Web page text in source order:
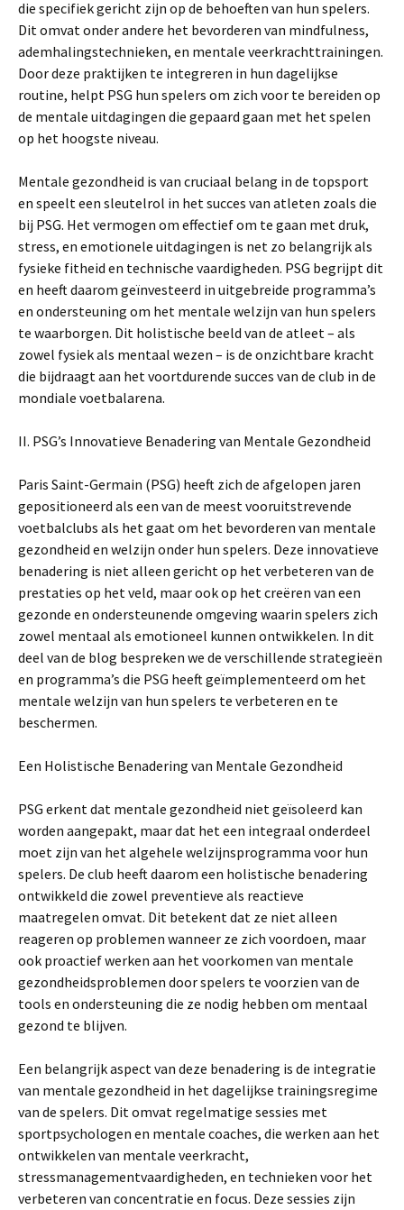
die specifiek gericht zijn op de behoeften van hun spelers.
Dit omvat onder andere het bevorderen van mindfulness,
ademhalingstechnieken, en mentale veerkrachttrainingen.
Door deze praktijken te integreren in hun dagelijkse
routine, helpt PSG hun spelers om zich voor te bereiden op
de mentale uitdagingen die gepaard gaan met het spelen
op het hoogste niveau.
Mentale gezondheid is van cruciaal belang in de topsport
en speelt een sleutelrol in het succes van atleten zoals die
bij PSG. Het vermogen om effectief om te gaan met druk,
stress, en emotionele uitdagingen is net zo belangrijk als
fysieke fitheid en technische vaardigheden. PSG begrijpt dit
en heeft daarom geïnvesteerd in uitgebreide programma’s
en ondersteuning om het mentale welzijn van hun spelers
te waarborgen. Dit holistische beeld van de atleet – als
zowel fysiek als mentaal wezen – is de onzichtbare kracht
die bijdraagt aan het voortdurende succes van de club in de
mondiale voetbalarena.
II. PSG’s Innovatieve Benadering van Mentale Gezondheid
Paris Saint-Germain (PSG) heeft zich de afgelopen jaren
gepositioneerd als een van de meest vooruitstrevende
voetbalclubs als het gaat om het bevorderen van mentale
gezondheid en welzijn onder hun spelers. Deze innovatieve
benadering is niet alleen gericht op het verbeteren van de
prestaties op het veld, maar ook op het creëren van een
gezonde en ondersteunende omgeving waarin spelers zich
zowel mentaal als emotioneel kunnen ontwikkelen. In dit
deel van de blog bespreken we de verschillende strategieën
en programma’s die PSG heeft geïmplementeerd om het
mentale welzijn van hun spelers te verbeteren en te
beschermen.
Een Holistische Benadering van Mentale Gezondheid
PSG erkent dat mentale gezondheid niet geïsoleerd kan
worden aangepakt, maar dat het een integraal onderdeel
moet zijn van het algehele welzijnsprogramma voor hun
spelers. De club heeft daarom een holistische benadering
ontwikkeld die zowel preventieve als reactieve
maatregelen omvat. Dit betekent dat ze niet alleen
reageren op problemen wanneer ze zich voordoen, maar
ook proactief werken aan het voorkomen van mentale
gezondheidsproblemen door spelers te voorzien van de
tools en ondersteuning die ze nodig hebben om mentaal
gezond te blijven.
Een belangrijk aspect van deze benadering is de integratie
van mentale gezondheid in het dagelijkse trainingsregime
van de spelers. Dit omvat regelmatige sessies met
sportpsychologen en mentale coaches, die werken aan het
ontwikkelen van mentale veerkracht,
stressmanagementvaardigheden, en technieken voor het
verbeteren van concentratie en focus. Deze sessies zijn